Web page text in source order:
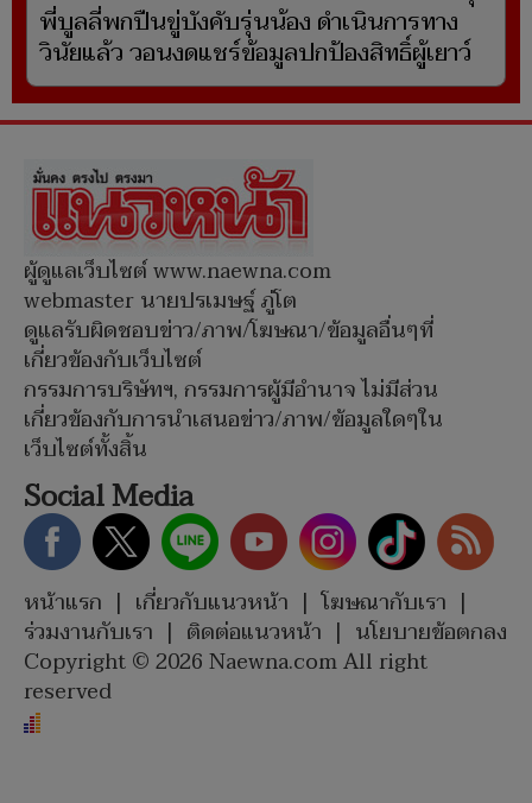
พี่บูลลี่พกปืนขู่บังคับรุ่นน้อง ดำเนินการทาง
วินัยแล้ว วอนงดแชร์ข้อมูลปกป้องสิทธิ์ผู้เยาว์
ผู้ดูแลเว็บไซต์ www.naewna.com
webmaster นายปรเมษฐ์ ภู่โต
ดูแลรับผิดชอบข่าว/ภาพ/โฆษณา/ข้อมูลอื่นๆที่
เกี่ยวข้องกับเว็บไซต์
กรรมการบริษัทฯ, กรรมการผู้มีอำนาจ ไม่มีส่วน
เกี่ยวข้องกับการนำเสนอข่าว/ภาพ/ข้อมูลใดๆใน
เว็บไซต์ทั้งสิ้น
Social Media
หน้าแรก | เกี่ยวกับแนวหน้า | โฆษณากับเรา |
ร่วมงานกับเรา | ติดต่อแนวหน้า | นโยบายข้อตกลง
Copyright © 2026 Naewna.com All right
reserved